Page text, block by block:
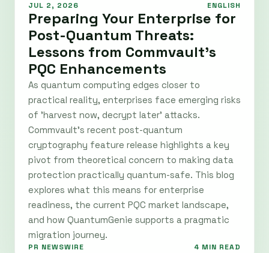
JUL 2, 2026 ENGLISH
Preparing Your Enterprise for
Post-Quantum Threats:
Lessons from Commvault’s
PQC Enhancements
As quantum computing edges closer to
practical reality, enterprises face emerging risks
of 'harvest now, decrypt later' attacks.
Commvault’s recent post-quantum
cryptography feature release highlights a key
pivot from theoretical concern to making data
protection practically quantum-safe. This blog
explores what this means for enterprise
readiness, the current PQC market landscape,
and how QuantumGenie supports a pragmatic
migration journey.
PR NEWSWIRE 4 MIN READ